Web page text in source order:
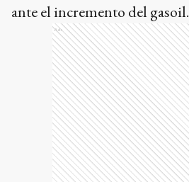
ante el incremento del gasoil.
Ads